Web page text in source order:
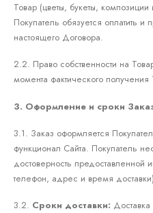
Товар (цветы, букеты, композиции
Покупатель обязуется оплатить и
настоящего Договора.
2.2. Право собственности на
момента фактического
3. Оформление и сроки
3.1. Заказ оформляется
функционал Сайта. Покупатель
достоверность
телефон, адрес и время
3.2. Сроки доставки: